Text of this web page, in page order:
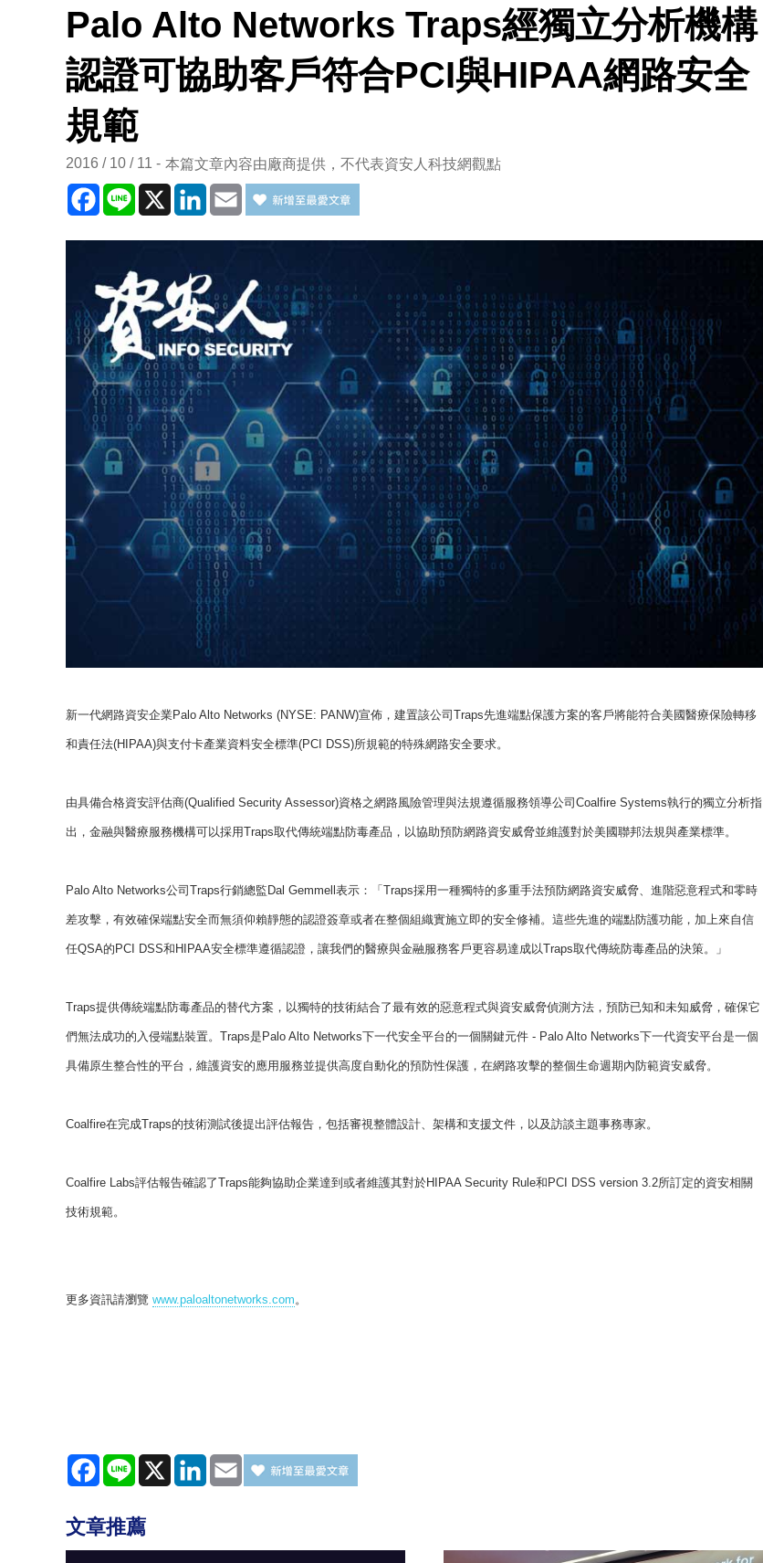
Palo Alto Networks Traps經獨立分析機構
認證可協助客戶符合PCI與HIPAA網路安全
規範
2016 / 10 / 11 本篇文章內容由廠商提供，不代表資安人科技網觀點
Facebook
Line X LinkedInEmail
新一代網路資安企業Palo Alto Networks (NYSE: PANW)宣佈，建置該公司Traps先進端點保護方案的客戶將能符合美國醫療保險轉移
和責任法(HIPAA)與支付卡產業資料安全標準(PCI DSS)所規範的特殊網路安全要求。
由具備合格資安評估商(Qualified Security Assessor)資格之網路風險管理與法規遵循服務領導公司Coalfire Systems執行的獨立分析指
出，金融與醫療服務機構可以採用Traps取代傳統端點防毒產品，以協助預防網路資安威脅並維護對於美國聯邦法規與產業標準。
Palo Alto Networks公司Traps行銷總監Dal Gemmell表示：「Traps採用一種獨特的多重手法預防網路資安威脅、進階惡意程式和零時
差攻擊，有效確保端點安全而無須仰賴靜態的認證簽章或者在整個組織實施立即的安全修補。這些先進的端點防護功能，加上來自信
任QSA的PCI DSS和HIPAA安全標準遵循認證，讓我們的醫療與金融服務客戶更容易達成以Traps取代傳統防毒產品的決策。」
Traps提供傳統端點防毒產品的替代方案，以獨特的技術結合了最有效的惡意程式與資安威脅偵測方法，預防已知和未知威脅，確保它
們無法成功的入侵端點裝置。Traps是Palo Alto Networks下一代安全平台的一個關鍵元件 - Palo Alto Networks下一代資安平台是一個
具備原生整合性的平台，維護資安的應用服務並提供高度自動化的預防性保護，在網路攻擊的整個生命週期內防範資安威脅。
Coalfire在完成Traps的技術測試後提出評估報告，包括審視整體設計、架構和支援文件，以及訪談主題事務專家。
Coalfire Labs評估報告確認了Traps能夠協助企業達到或者維護其對於HIPAA Security Rule和PCI DSS version 3.2所訂定的資安相關
技術規範。
更多資訊請瀏覽 www.paloaltonetworks.com。
Facebook
Line X LinkedInEmail
文章推薦